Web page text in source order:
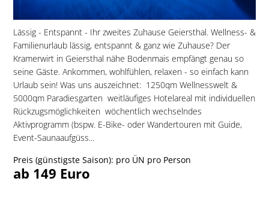
Lässig - Entspannt - Ihr zweites Zuhause Geiersthal. Wellness- &
Familienurlaub lässig, entspannt & ganz wie Zuhause? Der
Kramerwirt in Geiersthal nähe Bodenmais empfängt genau so
seine Gäste. Ankommen, wohlfühlen, relaxen - so einfach kann
Urlaub sein! Was uns auszeichnet:  1250qm Wellnesswelt &
5000qm Paradiesgarten  weitläufiges Hotelareal mit individuellen
Rückzugsmöglichkeiten  wöchentlich wechselndes
Aktivprogramm (bspw. E-Bike- oder Wandertouren mit Guide,
Event-Saunaaufgüss...
Preis (günstigste Saison): pro ÜN pro Person
ab 149 Euro